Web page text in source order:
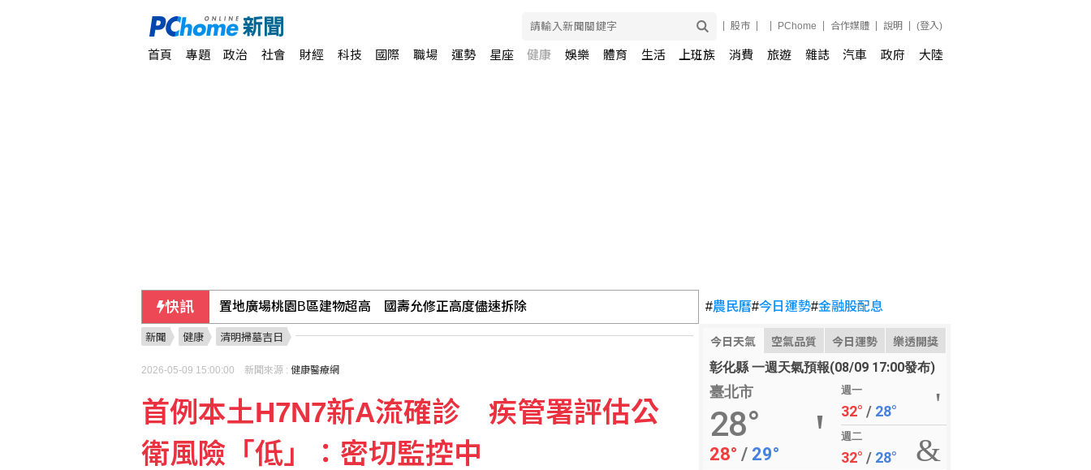
股市 PChome 合作媒體 說明 (登入)
首頁 專題 政治 社會 財經 科技 國際 職場 運勢 星座 健康 娛樂 體育 生活 上班族 消費 旅遊 雜誌 汽車 政府 大陸
快訊 置地廣場桃園B區建物超高 國壽允修正高度儘速拆除
檢方抗告成功 台東農業處長涉圖利羈押禁見
韓足協爆15年前性招待外籍裁判 涉案7場比賽零敗仗
#農民曆#今日運勢#金融股配息
今日天氣 空氣品質 今日運勢 樂透開獎
彰化縣 一週天氣預報(08/09 17:00發布)
臺北市
28°
28° / 29°
週一
32° / 28°
週二
32° / 28°
新聞 健康 清明掃墓吉日
2026-05-09 15:00:00 新聞來源 : 健康醫療網
首例本土H7N7新A流確診 疾管署評估公
衛風險「低」：密切監控中